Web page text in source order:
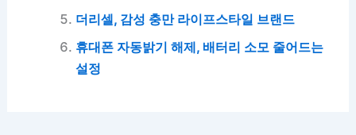
더리셀, 감성 충만 라이프스타일 브랜드
휴대폰 자동밝기 해제, 배터리 소모 줄어드는
설정